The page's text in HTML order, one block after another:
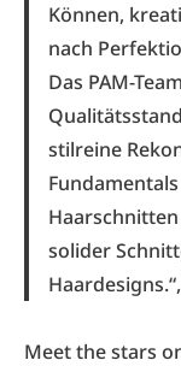
Können,
nach
Das PAM-
stilreine
solider
Haardesigns.“,
Meet the stars